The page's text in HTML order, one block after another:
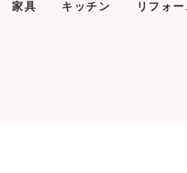
家具 キッチン リフォ